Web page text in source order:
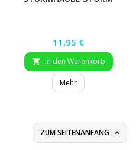
Preis
11,95 €
 In den Warenkorb
Mehr
ZUM SEITENANFANG 